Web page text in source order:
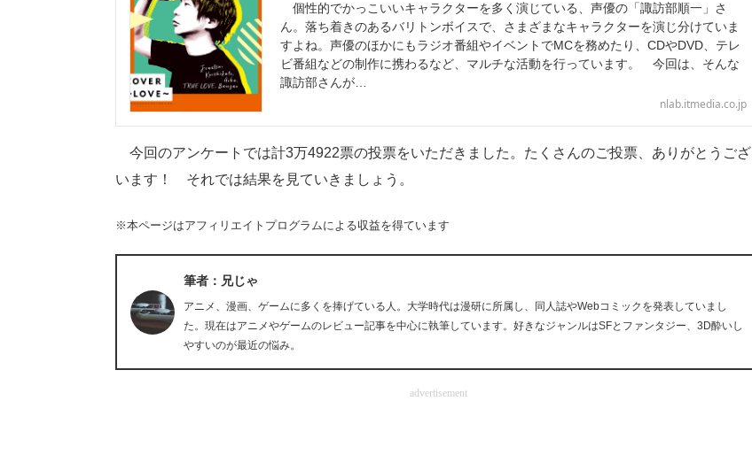
個性的でかっこいいキャラクターを多く演じている、声優の「諏訪部順一」さ
ん。落ち着きのあるバリトンボイスで、さまざまなキャラクターを演じ分けていま
すよね。声優のほかにもラジオ番組やイベントでMCを務めたり、CDやDVD、テレ
ビ番組などの制作に携わるなど、マルチな活動を行っています。 今回は、そんな
諏訪部さんが…
nlab.itmedia.co.jp
今回のアンケートでは計3万4922票の投票をいただきました。たくさんのご投票、ありがとうござ
います！ それでは結果を見ていきましょう。
※本ページはアフィリエイトプログラムによる収益を得ています
筆者：兄じゃ
アニメ、漫画、ゲームに多くを捧げている人。大学時代は漫研に所属し、同人誌やWebコミックを発表していまし
た。現在はアニメやゲームのレビュー記事を中心に執筆しています。好きなジャンルはSFとファンタジー、3D酔いし
やすいのが最近の悩み。
advertisement